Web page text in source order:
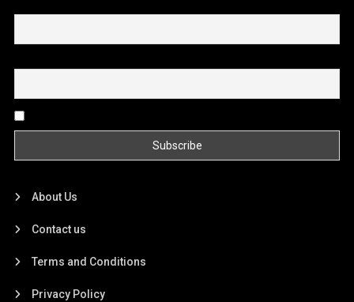
About Us
Contact us
Terms and Conditions
Privacy Policy